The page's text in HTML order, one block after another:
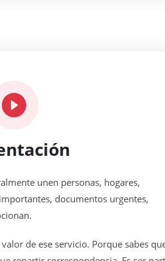
unen personas, hogares,
documentos urgentes,
de ese servicio. Porque sabes